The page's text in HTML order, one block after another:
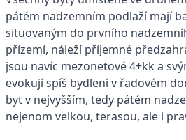
pátém nadzemním podlaží mají
situovaným do prvního
přízemí, náleží příjemné
jsou navíc mezonetové 4+kk a
evokují spíš bydlení v řadovém
byt v nejvyšším, tedy pátém
nejenom velkou, terasou, ale i